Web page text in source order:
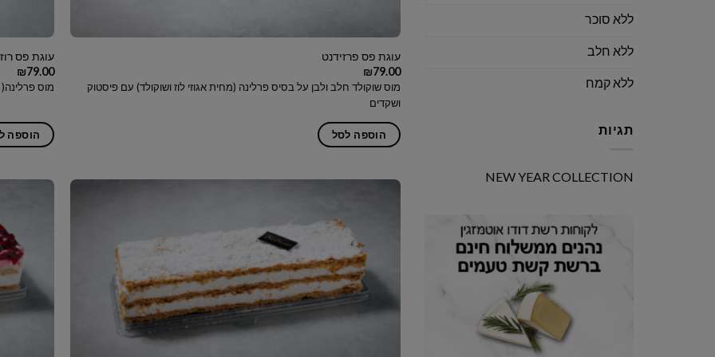
ללא סוכר
ללא חלב
ללא קמח
תגיות
NEW YEAR COLLECTION
עוגת פס פרזידנט
₪79.00
מוס שוקולד חלב ולבן על בסיס פרלינה (מחית אגוזי לוז ושוקולד) עם פיסטוק
ושקדים
הוספה לסל
עוגת פס
₪79.00
מוס פרלינה(
הוספה